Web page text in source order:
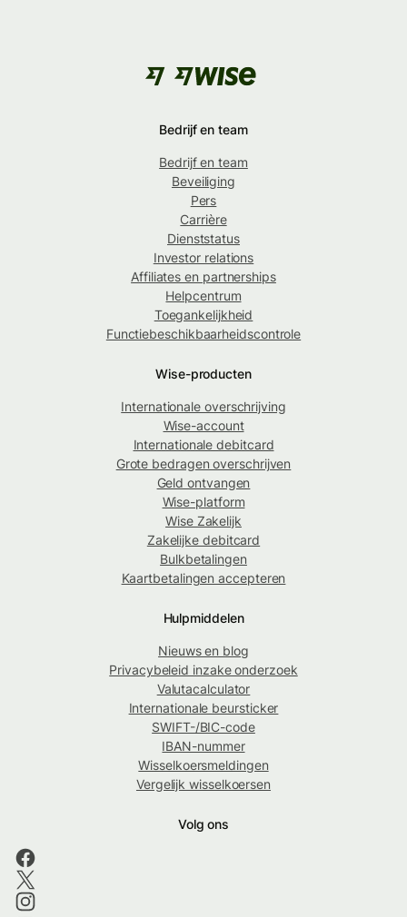
Bedrijf en team
Bedrijf en team
Beveiliging
Pers
Carrière
Dienststatus
Investor relations
Affiliates en partnerships
Helpcentrum
Toegankelijkheid
Functiebeschikbaarheidscontrole
Wise-producten
Internationale overschrijving
Wise-account
Internationale debitcard
Grote bedragen overschrijven
Geld ontvangen
Wise-platform
Wise Zakelijk
Zakelijke debitcard
Bulkbetalingen
Kaartbetalingen accepteren
Hulpmiddelen
Nieuws en blog
Privacybeleid inzake onderzoek
Valutacalculator
Internationale beursticker
SWIFT-/BIC-code
IBAN-nummer
Wisselkoersmeldingen
Vergelijk wisselkoersen
Volg ons